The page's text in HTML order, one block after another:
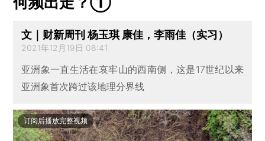
文｜财新周刊 杨玉琪 康佳，李雨佳（实习）
2021年12月19日 08:41
亚洲象一直生活在哀牢山的西南侧，这是17世纪以来
亚洲象首次跨过该地理分界线
订阅后播放完整视频